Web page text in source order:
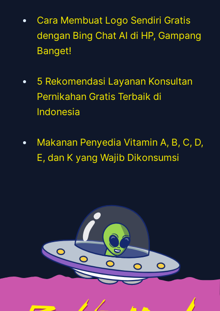
Cara Membuat Logo Sendiri Gratis
dengan Bing Chat AI di HP, Gampang
Banget!
5 Rekomendasi Layanan Konsultan
Pernikahan Gratis Terbaik di
Indonesia
Makanan Penyedia Vitamin A, B, C, D,
E, dan K yang Wajib Dikonsumsi